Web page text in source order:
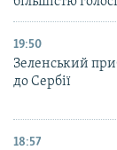
19:50
Зеленський
до Сербії
18:57